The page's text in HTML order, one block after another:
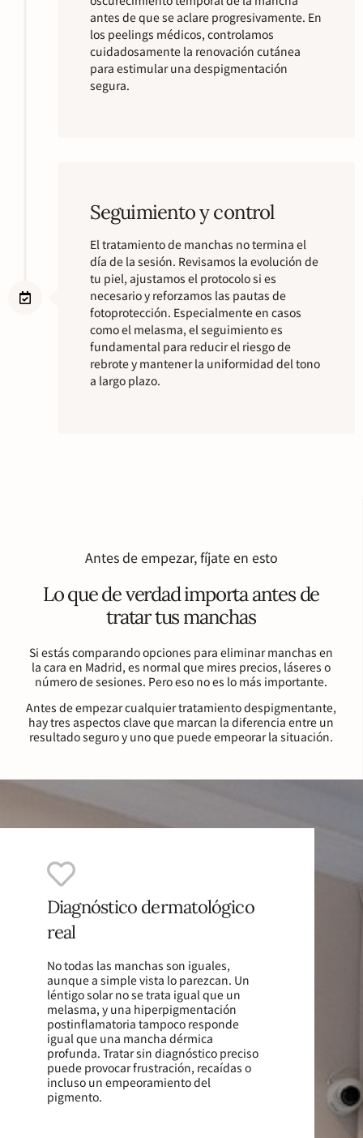
antes de que se aclare progresivamente. En
los peelings médicos, controlamos
cuidadosamente la renovación cutánea
para estimular una despigmentación
segura.
Seguimiento y control
El tratamiento de manchas no termina el
día de la sesión. Revisamos la evolución de
tu piel, ajustamos el protocolo si es
necesario y reforzamos las pautas de
fotoprotección. Especialmente en casos
como el melasma, el seguimiento es
fundamental para reducir el riesgo de
rebrote y mantener la uniformidad del tono
a largo plazo.
Antes de empezar, fíjate en esto
Lo que de verdad importa antes de
tratar tus manchas
Si estás comparando opciones para eliminar manchas en
la cara en Madrid, es normal que mires precios, láseres o
número de sesiones. Pero eso no es lo más importante.
Antes de empezar cualquier tratamiento despigmentante,
hay tres aspectos clave que marcan la diferencia entre un
resultado seguro y uno que puede empeorar la situación.
Diagnóstico dermatológico
real
No todas las manchas son iguales,
aunque a simple vista lo parezcan. Un
léntigo solar no se trata igual que un
melasma, y una hiperpigmentación
postinflamatoria tampoco responde
igual que una mancha dérmica
profunda. Tratar sin diagnóstico preciso
puede provocar frustración, recaídas o
incluso un empeoramiento del
pigmento.